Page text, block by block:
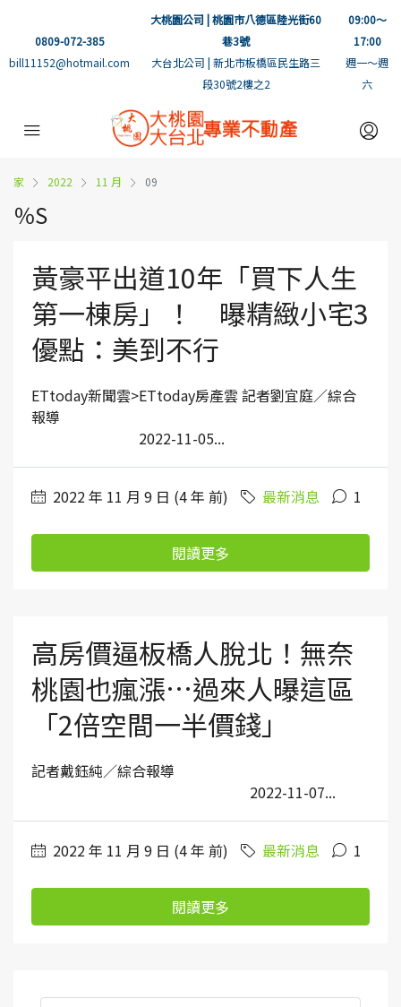
0809-072-385
bill11152@hotmail.com
大桃園公司 | 桃園市八德區陸光街60
巷3號
大台北公司 | 新北市板橋區民生路三
段30號2樓之2
09:00～
17:00
週一～週
六
家 2022 11 月 09
％S
黃豪平出道10年「買下人生
第一棟房」！ 曝精緻小宅3
優點：美到不行
ETtoday新聞雲>ETtoday房產雲 記者劉宜庭／綜合
報導
2022-11-05...
2022 年 11 月 9 日 (4 年 前) 最新消息 1
閱讀更多
高房價逼板橋人脫北！無奈
桃園也瘋漲…過來人曝這區
「2倍空間一半價錢」
記者戴鈺純／綜合報導
2022-11-07...
2022 年 11 月 9 日 (4 年 前) 最新消息 1
閱讀更多